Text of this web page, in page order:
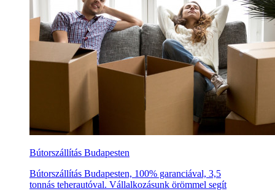
Bútorszállítás Budapesten
Bútorszállítás Budapesten, 100% garanciával, 3,5
tonnás teherautóval. Vállalkozásunk örömmel segít